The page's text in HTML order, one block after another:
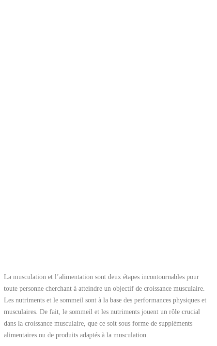
La musculation et l’alimentation sont deux étapes incontournables pour
toute personne cherchant à atteindre un objectif de croissance musculaire.
Les nutriments et le sommeil sont à la base des performances physiques et
musculaires. De fait, le sommeil et les nutriments jouent un rôle crucial
dans la croissance musculaire, que ce soit sous forme de suppléments
alimentaires ou de produits adaptés à la musculation.